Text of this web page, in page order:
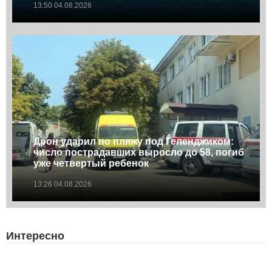
13:50 04.08.2026
Дрон ударил по пляжу под Геленджиком:
число пострадавших выросло до 58, погиб
уже четвертый ребенок
13:26 04.08.2026
Интересно